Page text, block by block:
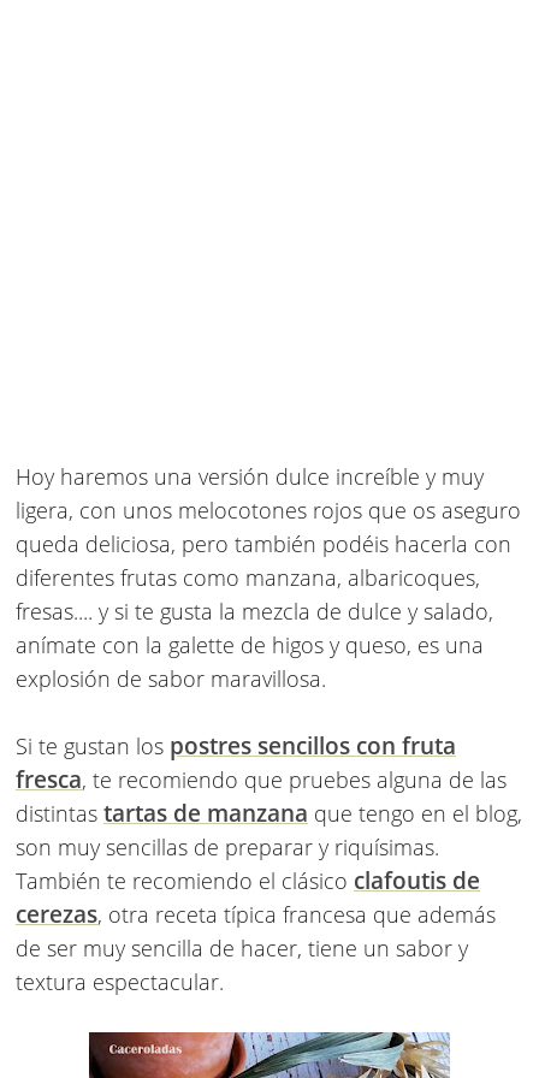
Hoy haremos una versión dulce increíble y muy
ligera, con unos melocotones rojos que os aseguro
queda deliciosa, pero también podéis hacerla con
diferentes frutas como manzana, albaricoques,
fresas.... y si te gusta la mezcla de dulce y salado,
anímate con la galette de higos y queso, es una
explosión de sabor maravillosa.
Si te gustan los postres sencillos con fruta
fresca, te recomiendo que pruebes alguna de las
distintas tartas de manzana que tengo en el blog,
son muy sencillas de preparar y riquísimas.
También te recomiendo el clásico clafoutis de
cerezas, otra receta típica francesa que además
de ser muy sencilla de hacer, tiene un sabor y
textura espectacular.